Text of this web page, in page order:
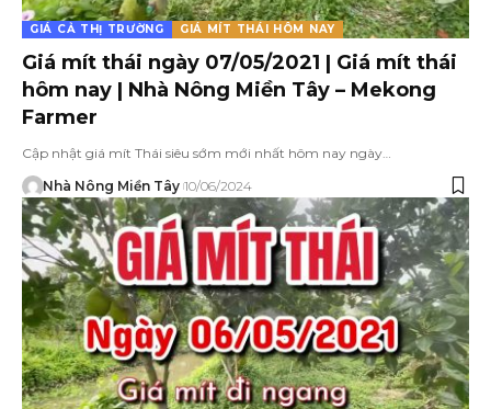
GIÁ CẢ THỊ TRƯỜNG GIÁ MÍT THÁI HÔM NAY
Giá mít thái ngày 07/05/2021 | Giá mít thái
hôm nay | Nhà Nông Miền Tây – Mekong
Farmer
Cập nhật giá mít Thái siêu sớm mới nhất hôm nay ngày…
Nhà Nông Miền Tây 10/06/2024